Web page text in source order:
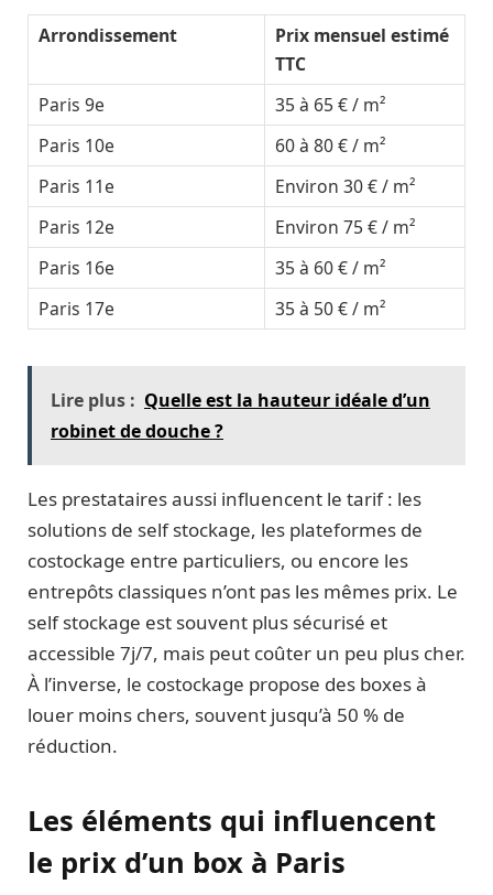
Arrondissement
Prix mensuel estimé
TTC
Paris 9e
35 à 65 € / m²
Paris 10e
60 à 80 € / m²
Paris 11e
Environ 30 € / m²
Paris 12e
Environ 75 € / m²
Paris 16e
35 à 60 € / m²
Paris 17e
35 à 50 € / m²
Lire plus : Quelle est la hauteur idéale d’un
robinet de douche ?
Les prestataires aussi influencent le tarif : les
solutions de self stockage, les plateformes de
costockage entre particuliers, ou encore les
entrepôts classiques n’ont pas les mêmes prix. Le
self stockage est souvent plus sécurisé et
accessible 7j/7, mais peut coûter un peu plus cher.
À l’inverse, le costockage propose des boxes à
louer moins chers, souvent jusqu’à 50 % de
réduction.
Les éléments qui influencent
le prix d’un box à Paris